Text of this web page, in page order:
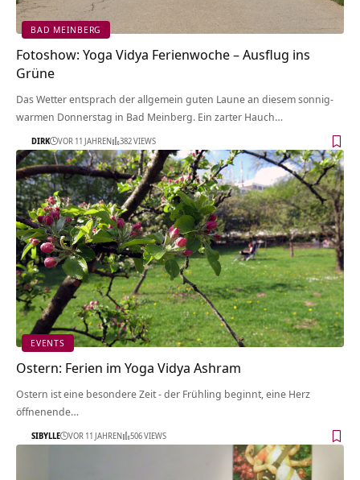
BAD MEINBERG
Fotoshow: Yoga Vidya Ferienwoche – Ausflug ins
Grüne
Das Wetter entsprach der allgemein guten Laune an diesem sonnig-
warmen Donnerstag in Bad Meinberg. Ein zarter Hauch…
DIRK VOR 11 JAHREN 382 VIEWS
EVENTS
Ostern: Ferien im Yoga Vidya Ashram
Ostern ist eine besondere Zeit - der Frühling beginnt, eine Herz
öffnenende…
SIBYLLE VOR 11 JAHREN 506 VIEWS